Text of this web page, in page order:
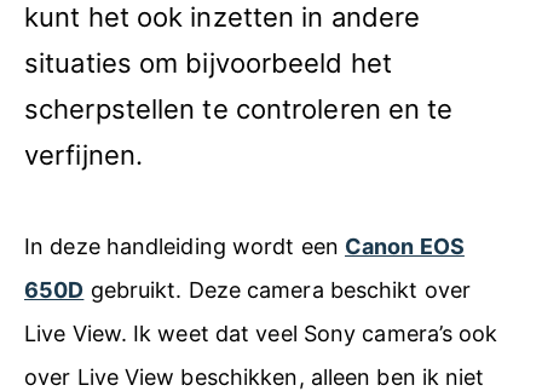
kunt het ook inzetten in andere
situaties om bijvoorbeeld het
scherpstellen te controleren en te
verfijnen.
In deze handleiding wordt een Canon EOS
650D gebruikt. Deze camera beschikt over
Live View. Ik weet dat veel Sony camera’s ook
over Live View beschikken, alleen ben ik niet